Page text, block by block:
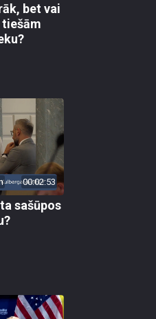
bet vai
tiešām
00:02:53
sašūpos